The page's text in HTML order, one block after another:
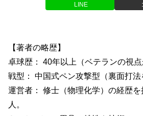
LINE
【著者の略歴】
卓球歴： 40年以上（ベテランの視点
戦型： 中国式ペン攻撃型（裏面打法
運営者： 修士（物理化学）の経歴
人。